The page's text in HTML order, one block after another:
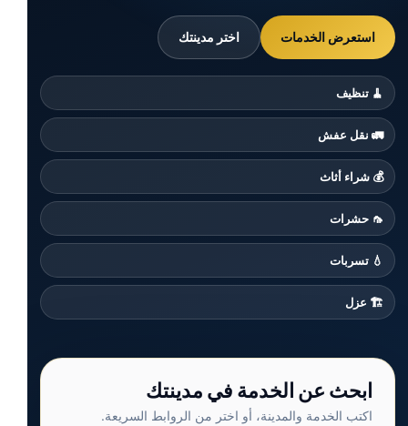
استعرض الخدمات اختر مدينتك
🧹 تنظيف
🚛 نقل عفش
💰 شراء أثاث
🦟 حشرات
💧 تسربات
🏗️ عزل
ابحث عن الخدمة في مدينتك
اكتب الخدمة والمدينة، أو اختر من الروابط السريعة.